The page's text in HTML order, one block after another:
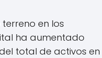
en los
ha aumentado
total de activos en